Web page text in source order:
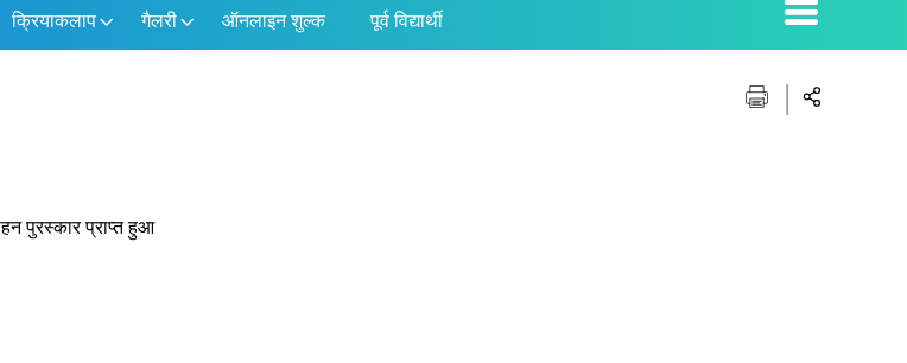
क्रियाकलाप गैलरी ऑनलाइन शुल्क पूर्व विद्यार्थी
पुरस्कार प्राप्त हुआ